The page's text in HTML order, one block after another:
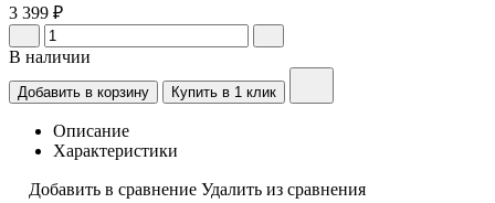
3 399 ₽
В наличии
Добавить в корзину Купить в 1 клик
Описание
Характеристики
Добавить в сравнение Удалить из сравнения